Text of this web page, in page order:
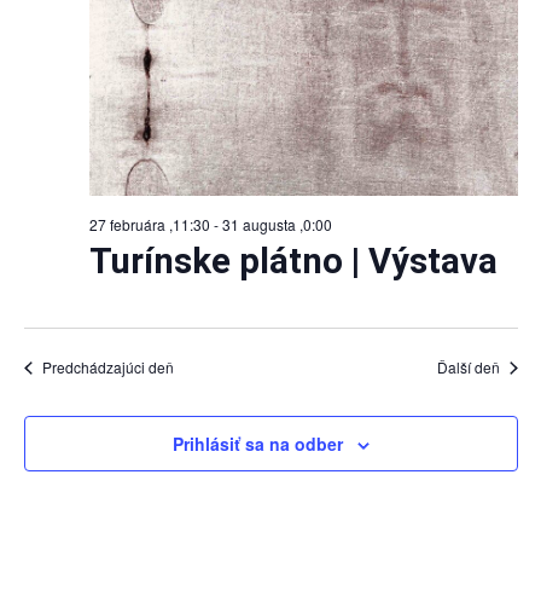
27 februára ,11:30 -31 augusta ,0:00
Turínske plátno | Výstava
Predchádzajúci deň Ďalší deň
Prihlásiť sa na odber